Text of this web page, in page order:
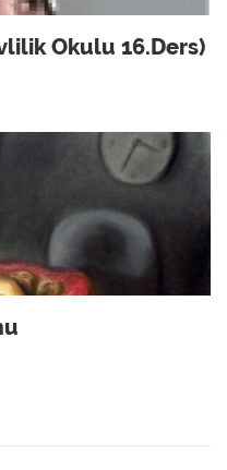
Okulu 16.Ders)